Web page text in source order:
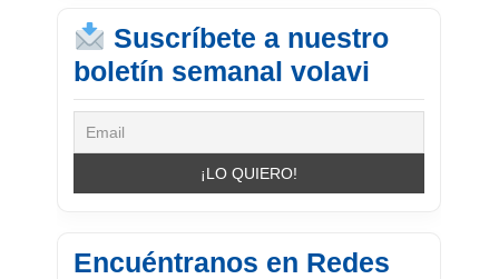
Suscríbete a nuestro
boletín semanal volavi
Encuéntranos en Redes